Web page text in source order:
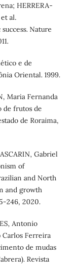
HERRERA-
al.
Nature
e de
Oriental. 1999.
Maria Fernanda
de frutos de
de Roraima,
Gabriel
of
and North
and growth
246, 2020.
Antonio
Carlos Ferreira
de mudas
Revista